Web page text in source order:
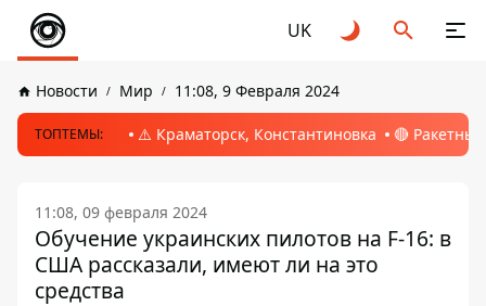
UK
Новости Мир 11:08, 9 Февраля 2024
ТОПТЕМЫ: ⚠️ Краматорск, Константиновка 🔴
11:08, 09 февраля 2024
Обучение украинских пилотов на F-16: в
США рассказали, имеют ли на это
средства